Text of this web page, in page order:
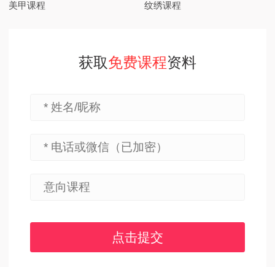
美甲课程 纹绣课程
获取免费课程资料